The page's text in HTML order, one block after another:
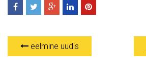
eelmine uudis